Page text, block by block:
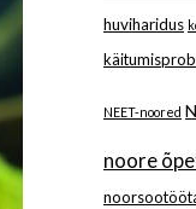
huviharidus
NEET-noored
noore